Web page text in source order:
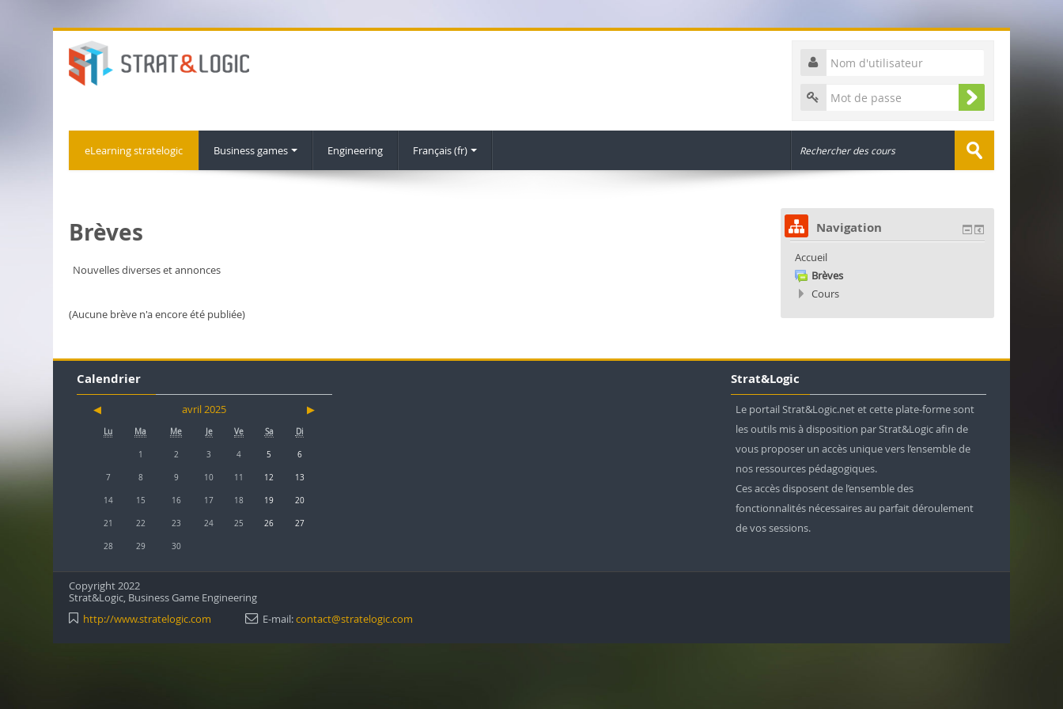
eLearning stratelogic Business games Engineering Français ‎(fr)‎
Brèves
Nouvelles diverses et annonces
(Aucune brève n'a encore été publiée)
Navigation
Accueil
Brèves
Cours
Calendrier
◀︎ avril 2025 ▶︎
Lu Ma Me Je Ve Sa Di
1 2 3 4 5 6
7 8 9 10 11 12 13
14 15 16 17 18 19 20
21 22 23 24 25 26 27
28 29 30
Strat&Logic
Le portail Strat&Logic.net et cette plate-forme sont
les outils mis à disposition par Strat&Logic afin de
vous proposer un accès unique vers l’ensemble de
nos ressources pédagogiques.
Ces accès disposent de l’ensemble des
fonctionnalités nécessaires au parfait déroulement
de vos sessions.
Copyright 2022
Strat&Logic, Business Game Engineering
http://www.stratelogic.com
E-mail:contact@stratelogic.com